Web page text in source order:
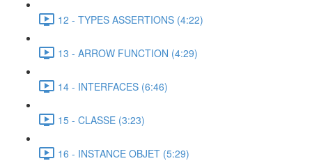
12 - TYPES ASSERTIONS (4:22)
13 - ARROW FUNCTION (4:29)
14 - INTERFACES (6:46)
15 - CLASSE (3:23)
16 - INSTANCE OBJET (5:29)